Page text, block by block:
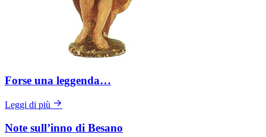
Forse una leggenda…
Leggi di più
Note sull’inno di Besano